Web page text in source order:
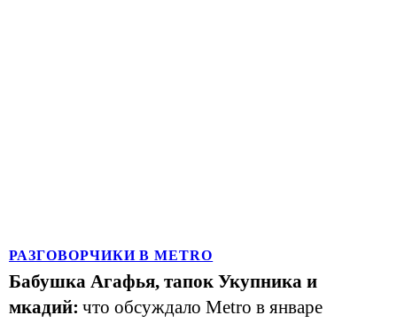
РАЗГОВОРЧИКИ В METRO
Бабушка Агафья, тапок Укупника и
мкадий: что обсуждало Metro в январе